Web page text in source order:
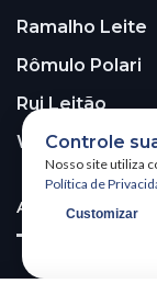
Ramalho Leite
Rômulo Polari
Rui Leitão
Walter Santos
ASSINE A NOSSA
Controle
Nosso site utiliza
Política de
Customizar